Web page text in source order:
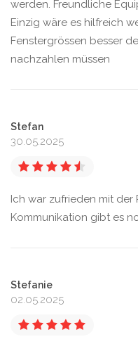
werden. Freundliche
Einzig wäre es hilfreich
Fenstergrössen besser
nachzahlen müssen
Stefan
30.05.2025
Ich war zufrieden mit der
Kommunikation gibt es
Stefanie
02.05.2025